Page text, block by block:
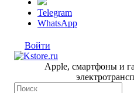
Telegram
WhatsApp
Войти
Apple, cмартфоны и